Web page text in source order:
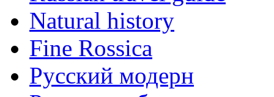
Natural history
Fine Rossica
Русский модерн